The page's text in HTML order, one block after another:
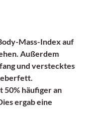
Mass-Index auf
Außerdem
und verstecktes
50% häufiger an
ergab eine